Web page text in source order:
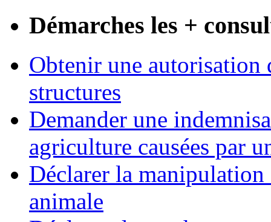
Démarches les +
Obtenir une autorisation
structures
Demander une
agriculture causées par
Déclarer la manipulation
animale